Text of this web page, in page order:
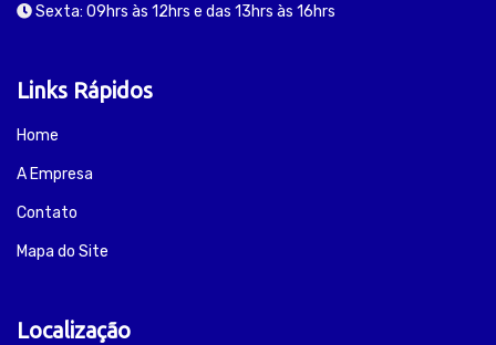
Sexta: 09hrs às 12hrs e das 13hrs às 16hrs
Links Rápidos
Home
A Empresa
Contato
Mapa do Site
Localização